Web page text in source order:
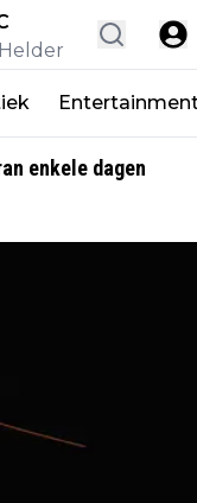
enkele dagen